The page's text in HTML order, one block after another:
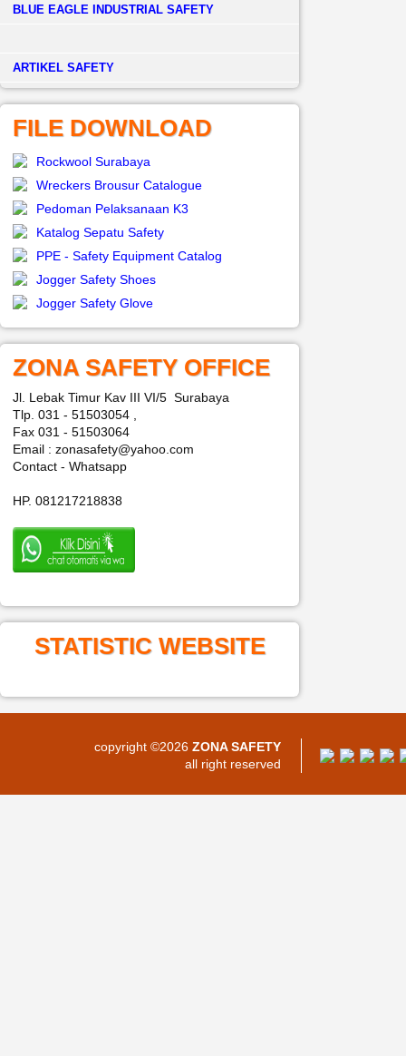
BLUE EAGLE INDUSTRIAL SAFETY
­ARTIKEL SAFETY
FILE DOWNLOAD
Rockwool Surabaya
Wreckers Brousur Catalogue
Pedoman Pelaksanaan K3
Katalog Sepatu Safety
PPE - Safety Equipment Catalog
Jogger Safety Shoes
Jogger Safety Glove
ZONA SAFETY OFFICE
Jl. Lebak Timur Kav III VI/5 Surabaya
Tlp. 031 - 51503054 ,
Fax 031 - 51503064
Email : zonasafety@yahoo.com
Contact - Whatsapp
HP. 081217218838
STATISTIC WEBSITE
copyright ©2026 ZONA SAFETY
all right reserved